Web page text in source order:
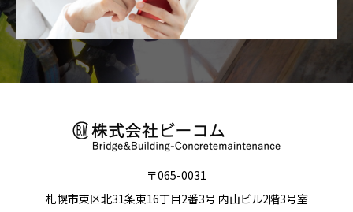
〒065-0031
札幌市東区北31条東16丁目2番3号 内山ビル2階3号室